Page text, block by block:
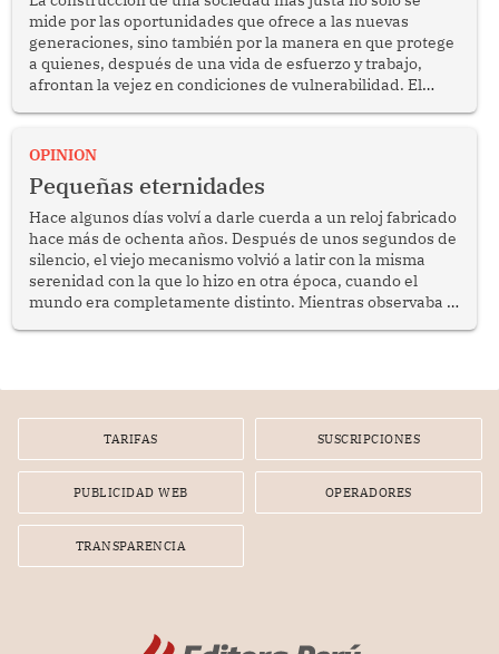
mide por las oportunidades que ofrece a las nuevas
generaciones, sino también por la manera en que protege
a quienes, después de una vida de esfuerzo y trabajo,
afrontan la vejez en condiciones de vulnerabilidad. El
bimestrales el subsidio que reciben los beneficiarios del
reflexionar sobre la importancia de fortalecer las políticas
públicas dirigidas a los adultos mayores en pobreza.
OPINION
Pequeñas eternidades
Hace algunos días volví a darle cuerda a un reloj fabricado
hace más de ochenta años. Después de unos segundos de
silencio, el viejo mecanismo volvió a latir con la misma
serenidad con la que lo hizo en otra época, cuando el
mundo era completamente distinto. Mientras observaba el
TARIFAS SUSCRIPCIONES
PUBLICIDAD WEB OPERADORES
TRANSPARENCIA